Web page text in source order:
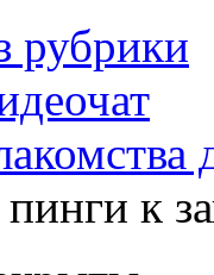
рубрики
к